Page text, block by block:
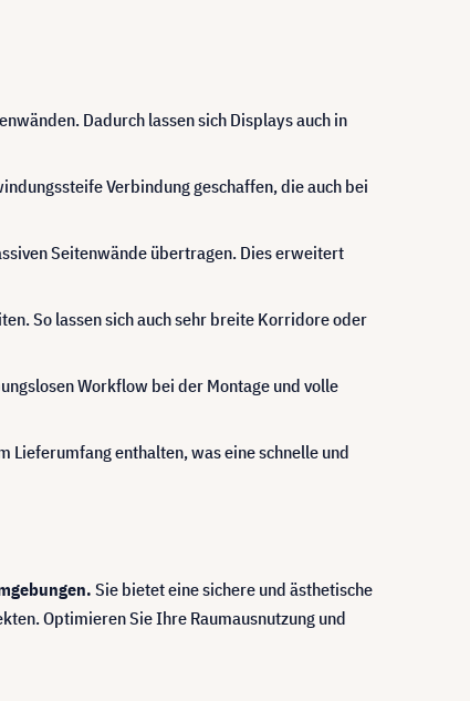
Dadurch lassen sich Displays auch in
Verbindung geschaffen, die auch bei
Seitenwände übertragen. Dies erweitert
So lassen sich auch sehr breite Korridore oder
Workflow bei der Montage und volle
enthalten, was eine schnelle und
Sie bietet eine sichere und ästhetische
Optimieren Sie Ihre Raumausnutzung und